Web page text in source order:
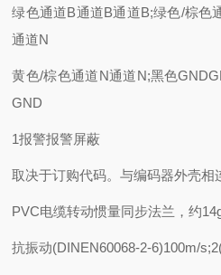
绿色通道B通道B通道B;绿色/棕色
通道N
黄色/棕色通道N通道N;黑色
GND
1报警报警屏蔽
取决于订购代码。与编码器外壳相
PVC电缆转动惯量同步法兰，约
抗振动(DINEN60068-2-6)100m/